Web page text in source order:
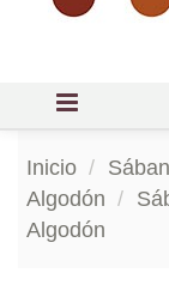
Inicio
Algodón
Algodón